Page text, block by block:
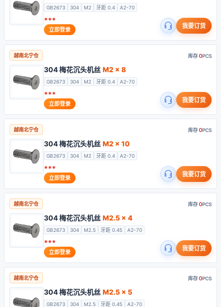
GB2673 304 M2 牙距 0.4 A2-70
***
立即登录 我要订货
越南北宁仓 库存0PCS
304 梅花沉头机丝 M2 x 8
GB2673 304 M2 牙距 0.4 A2-70
***
立即登录 我要订货
越南北宁仓 库存0PCS
304 梅花沉头机丝 M2 x 10
GB2673 304 M2 牙距 0.4 A2-70
***
立即登录 我要订货
越南北宁仓 库存0PCS
304 梅花沉头机丝 M2.5 x 4
GB2673 304 M2.5 牙距 0.45 A2-70
***
立即登录 我要订货
越南北宁仓 库存0PCS
304 梅花沉头机丝 M2.5 x 5
GB2673 304 M2.5 牙距 0.45 A2-70